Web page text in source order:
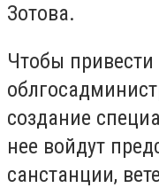
Зотова.
Чтобы
создание
нее войдут
санстанции,